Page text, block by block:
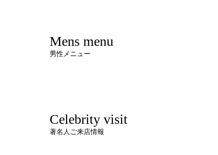
Mens menu
男性メニュー
Celebrity visit
著名人ご来店情報